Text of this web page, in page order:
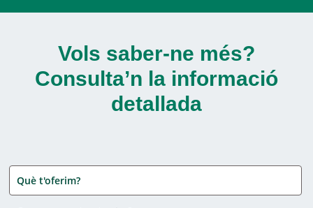
Vols saber-ne més?
Consulta’n la informació
detallada
Què t'oferim?